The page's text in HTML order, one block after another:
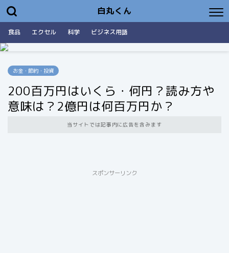
白丸くん
食品 エクセル 科学 ビジネス用語
お金・節約・投資
200百万円はいくら・何円？読み方や
意味は？2億円は何百万円か？
当サイトでは記事内に広告を含みます
スポンサーリンク